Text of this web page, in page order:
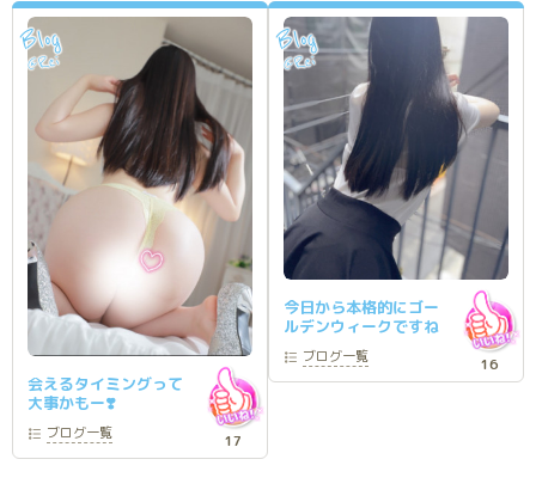
Blog
@Rei
会えるタイミングって
大事かもー❣️
ブログ一覧 17
Blog
@Rei
今日から本格的にゴー
ルデンウィークですね
ブログ一覧 16